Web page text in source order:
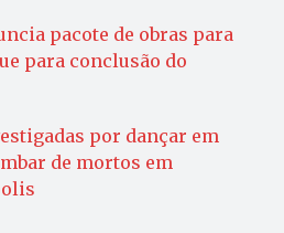
pacote de obras para
para conclusão do
por dançar em
de mortos em